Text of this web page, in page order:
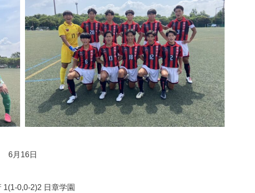
6月16日
1(1-0,0-2)2 日章学園